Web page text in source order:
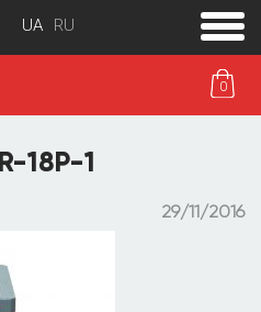
0
toggle
menu
18P-1
29/11/2016